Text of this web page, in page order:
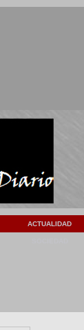
ACTUALIDAD